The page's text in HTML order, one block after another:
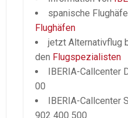
spanische
Flughäfen
jetzt Alternativflug
den Flugspezialisten
IBERIA-Callcenter
00
IBERIA-Callcenter
902 400 500